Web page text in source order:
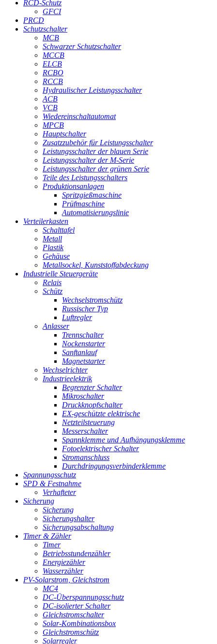
RCD-Schutz
GFCI
PRCD
Schutzschalter
MCB
Schwarzer Schutzschalter
MCCB
ELCB
RCBO
RCCB
Hydraulischer Leistungsschalter
ACB
VCB
Wiedereinschaltautomat
MPCB
Hauptschalter
Zusatzzubehör für Leistungsschalter
Leistungsschalter der blauen Serie
Leistungsschalter der M-Serie
Leistungsschalter der grünen Serie
Teile des Leistungsschalters
Produktionsanlagen
Spritzgießmaschine
Prüfmaschine
Automatisierungslinie
Verteilerkasten
Schalttafel
Metall
Plastik
Gehäuse
Metallsockel, Kunststoffabdeckung
Industrielle Steuergeräte
Relais
Schütz
Wechselstromschütz
Russischer Typ
Luftregler
Anlasser
Trennschalter
Nockenstarter
Sanftanlauf
Magnetstarter
Wechselrichter
Industrieelektrik
Begrenzter Schalter
Mikroschalter
Druckknopfschalter
EX-geschützte elektrische
Netzteilsteuerung
Messerschalter
Spannklemme und Aufhängungsklemme
Fotoelektrischer Schalter
Stromanschluss
Durchdringungsverbinderklemme
Spannungsschutz
SPD & Festnahme
Verhafteter
Sicherung
Sicherung
Sicherungshalter
Sicherungsabschaltung
Timer & Zähler
Timer
Betriebsstundenzähler
Energiezähler
Wasserzähler
PV-Solarstrom, Gleichstrom
MC4
DC-Überspannungsschutz
DC-isolierter Schalter
Gleichstromschalter
Solar-Kombinationsbox
Gleichstromschütz
Solarregler